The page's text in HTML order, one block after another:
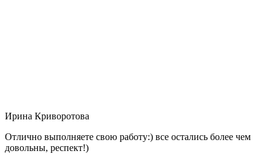
Ирина Криворотова
Отлично выполняете свою работу:) все остались более чем
довольны, респект!)